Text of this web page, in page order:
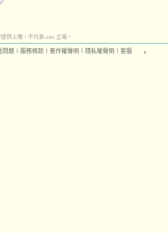
供上傳，不代表 udn 立場。
問題 服務條款 著作權聲明 隱私權聲明 客服